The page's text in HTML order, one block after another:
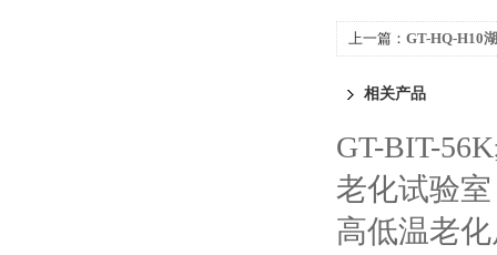
上一篇： GT-HQ-H10
相关产品
GT-BIT-
老化试验室
高低温老